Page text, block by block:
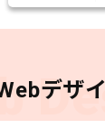
デザ